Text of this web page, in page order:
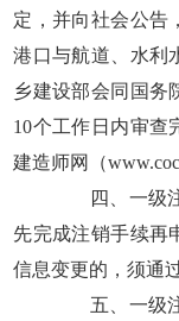
定，并向社会公告
港口与航道、水利
乡建设部会同国务
10个工作日内审查
建造师网（
四、一级注
先完成注销手续再
信息变更的，须通
五、一级注